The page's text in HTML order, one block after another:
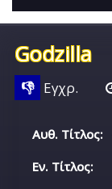
Godzilla
👎 Εγχρ.
Αυθ. Τίτλος:
Εν. Τίτλος: